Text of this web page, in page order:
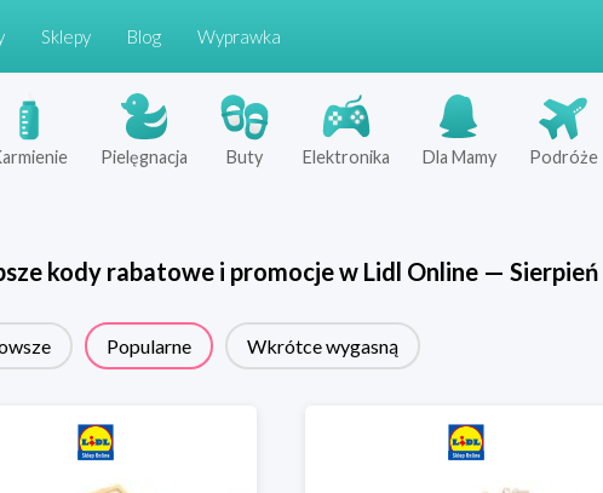
Sklepy Blog Wyprawka
Pielęgnacja Buty Elektronika Dla Mamy Podróże
kody rabatowe i promocje w Lidl Online— Sierpień
Popularne Wkrótce wygasną